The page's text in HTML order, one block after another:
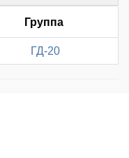
Группа
ГД-20